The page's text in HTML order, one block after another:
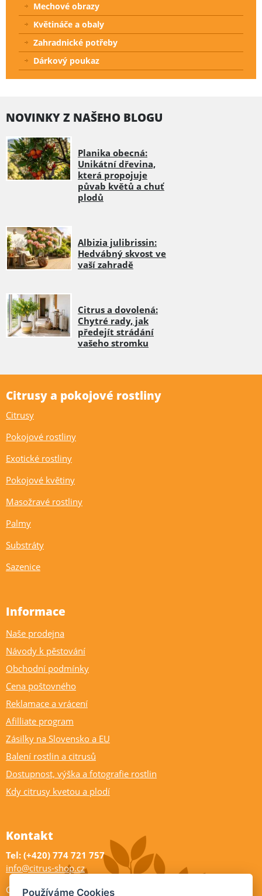
Mechové obrazy
Květináče a obaly
Zahradnické potřeby
Dárkový poukaz
NOVINKY Z NAŠEHO BLOGU
Planika obecná:
Unikátní dřevina,
která propojuje
půvab květů a chuť
plodů
Albizia julibrissin:
Hedvábný skvost ve
vaší zahradě
Citrus a dovolená:
Chytré rady, jak
předejít strádání
vašeho stromku
Citrusy a pokojové rostliny
Citrusy
Pokojové rostliny
Exotické rostliny
Pokojové květiny
Masožravé rostliny
Palmy
Substráty
Sazenice
Informace
Naše prodejna
Návody k pěstování
Obchodní podmínky
Cena poštovného
Reklamace a vrácení
Afilliate program
Zásilky na Slovensko a EU
Balení rostlin a citrusů
Dostupnost, výška a fotografie rostlin
Kdy citrusy kvetou a plodí
Kontakt
Tel: (+420) 774 721 757
info@citrus-shop.cz
Citrus shop zahradnictví
Používáme Cookies